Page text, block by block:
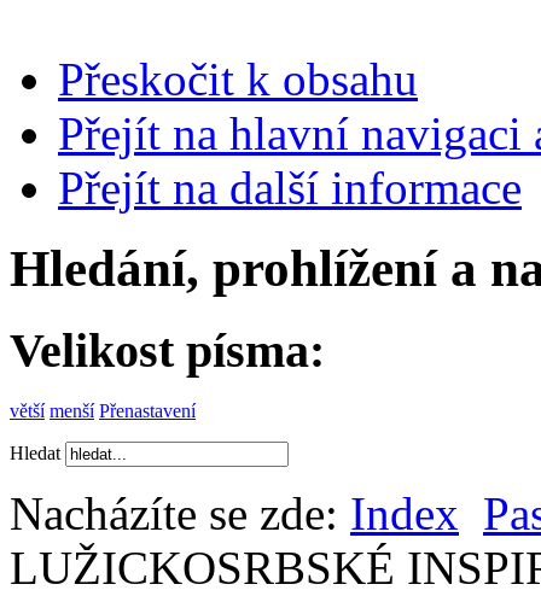
Přeskočit k obsahu
Přejít na hlavní navigaci
Přejít na další informace
Hledání, prohlížení a
Velikost písma:
větší menší Přenastavení
Hledat
Nacházíte se zde: Index
LUŽICKOSRBSKÉ